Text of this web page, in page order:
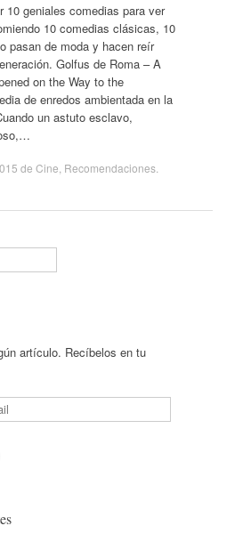
10 geniales comedias para ver
10 comedias clásicas, 10
pasan de moda y hacen reír
Golfus de Roma – A
on the Way to the
de enredos ambientada en la
un astuto esclavo,
de Cine Recomendaciones.
artículo. Recíbelos en tu